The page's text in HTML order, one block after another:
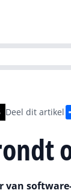
Deel dit artikel